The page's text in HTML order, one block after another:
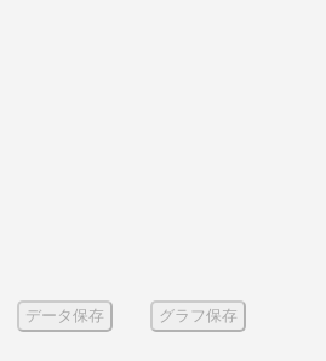
データ保存 グラフ保存